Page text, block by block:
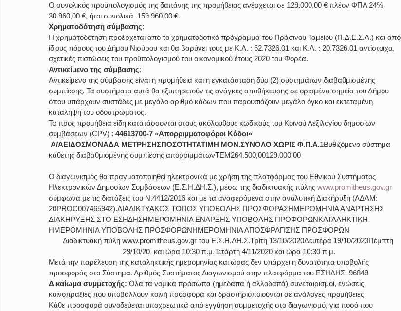
Ο συνολικός προϋπολογισμός της δαπάνης της προμήθειας ανέρχεται σε 129.000,00 € πλέον ΦΠΑ 24%
30.960,00 €, ήτοι συνολικά  159.960,00 €.
Χρηματοδότηση σύμβασης:
Η χρηματοδότηση προέρχεται από το χρηματοδοτικό πρόγραμμα του Πράσινου Ταμείου (Π.Δ.Ε.Σ.Α.) και από
ίδιους πόρους του Δήμου Νισύρου και θα βαρύνει τους με Κ.Α. : 62.7326.01 και Κ.Α. : 20.7326.01 αντίστοιχα,
σχετικές πιστώσεις του προϋπολογισμού του οικονομικού έτους 2020 του Φορέα.
Αντικείμενο της σύμβασης:
Αντικείμενο της σύμβασης είναι η προμήθεια και η εγκατάσταση δύο (2) συστημάτων διαβαθμισμένης
συμπίεσης. Τα συστήματα αυτά θα εξυπηρετούν τις ανάγκες αποθήκευσης σε ορισμένα σημεία του Δήμου
όπου υπάρχουν συστάδες με μεγάλο αριθμό κάδων που παρουσιάζουν μεγάλο όγκο και εκτεταμένη
κατάληψη του οδοστρώματος.
Τα προς προμήθεια είδη κατατάσσονται στους ακόλουθους κωδικούς του Κοινού Λεξιλογίου δημοσίων
συμβάσεων (CPV) : 44613700-7 «Απορριμματοφόροι Κάδοι»
Α/ΑΕΙΔΟΣΜΟΝΑΔΑ ΜΕΤΡΗΣΗΣΠΟΣΟΤΗΤΑΤΙΜΗ ΜΟΝ.ΣΥΝΟΛΟ ΧΩΡΙΣ Φ.Π.Α.1Βυθιζόμενο σύστημα
κάθετης διαβαθμισμένης συμπίεσης απορριμμάτωνΤΕΜ264.500,00129.000,00
Ο διαγωνισμός θα πραγματοποιηθεί ηλεκτρονικά με χρήση της πλατφόρμας του Εθνικού Συστήματος
Ηλεκτρονικών Δημοσίων Συμβάσεων (Ε.Σ.Η.ΔΗ.Σ.), μέσω της διαδικτυακής πύλης www.promitheus.gov.gr
σύμφωνα με τις διατάξεις του Ν.4412/2016 και με τα αναφερόμενα στην αναλυτική Διακήρυξη (ΑΔΑΜ:
20PROC007465942).ΔΙΑΔΙΚΤΥΑΚΟΣ ΤΟΠΟΣ ΥΠΟΒΟΛΗΣ ΠΡΟΣΦΟΡΑΣΗΜΕΡΟΜΗΝΙΑ ΑΝΑΡΤΗΣΗΣ
ΔΙΑΚΗΡΥΞΗΣ ΣΤΟ ΕΣΗΔΗΣΗΜΕΡΟΜΗΝΙΑ ΕΝΑΡΞΗΣ ΥΠΟΒΟΛΗΣ ΠΡΟΦΟΡΩΝΚΑΤΑΛΗΚΤΙΚΗ
ΗΜΕΡΟΜΗΝΙΑ ΥΠΟΒΟΛΗΣ ΠΡΟΣΦΟΡΩΝΗΜΕΡΟΜΗΝΙΑ ΑΠΟΣΦΡΑΓΙΣΗΣ ΠΡΟΣΦΟΡΩΝ
Διαδικτυακή πύλη www.promitheus.gov.gr του Ε.Σ.Η.ΔΗ.Σ.Τρίτη 13/10/2020Δευτέρα 19/10/2020Πέμπτη
29/10/20  και ώρα 10:30 π.μ.Τετάρτη 4/11/2020 και ώρα 10:30 π.μ.
Μετά την παρέλευση της καταληκτικής ημερομηνίας και ώρας δεν υπάρχει η δυνατότητα υποβολής
προσφοράς στο Σύστημα. Αριθμός Συστήματος Διαγωνισμού στην πλατφόρμα του ΕΣΗΔΗΣ: 96849
Δικαίωμα συμμετοχής: Όλα τα νομικά πρόσωπα (ημεδαπά ή αλλοδαπά) συνεταιρισμοί, ενώσεις,
κοινοπραξίες που υποβάλλουν κοινή προσφορά και δραστηριοποιούνται σε ανάλογες προμήθειες.
Κάθε προσφορά συνοδεύεται υποχρεωτικά από εγγύηση συμμετοχής στο διαγωνισμό, για ποσό που